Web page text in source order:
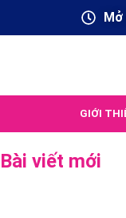
Mở
GIỚI
Bài viết mới